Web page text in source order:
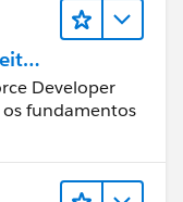
doDeveloper
os fundamentos